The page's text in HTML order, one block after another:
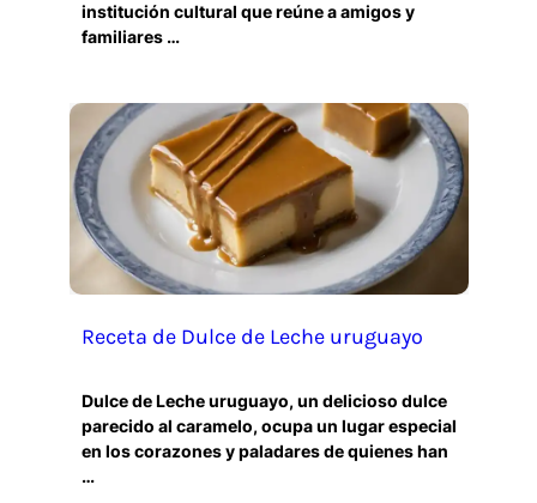
institución cultural que reúne a amigos y
familiares …
Receta de Dulce de Leche uruguayo
Dulce de Leche uruguayo, un delicioso dulce
parecido al caramelo, ocupa un lugar especial
en los corazones y paladares de quienes han
…